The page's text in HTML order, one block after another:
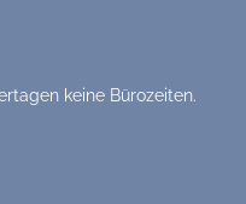
keine Bürozeiten.